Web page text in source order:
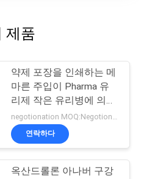
제품
약제 포장을 인쇄하는 메
마른 주입이 Pharma 유
리제 작은 유리병에 의하
여 레테르를 붙입니다
negotionation MOQ:Negotionation
연락하다
옥산드롤론 아나버 구강